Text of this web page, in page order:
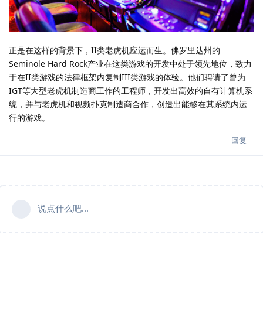
正是在这样的背景下，II类老虎机应运而生。佛罗里达州的
Seminole Hard Rock产业在这类游戏的开发中处于领先地位，致力
于在II类游戏的法律框架内复制III类游戏的体验。他们聘请了曾为
IGT等大型老虎机制造商工作的工程师，开发出高效的自有计算机系
统，并与老虎机和视频扑克制造商合作，创造出能够在其系统内运
行的游戏。
回复
说点什么吧...